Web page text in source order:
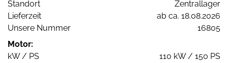
Standort
Zentrallager
Lieferzeit
ab ca. 18.08.2026
Unsere Nummer
16805
Motor:
kW / PS
110 kW / 150 PS